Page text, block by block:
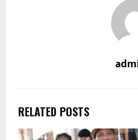
RELATED POSTS